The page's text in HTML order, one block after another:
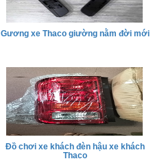
Gương xe Thaco giường nằm đời mới
Đồ chơi xe khách đèn hậu xe khách
Thaco